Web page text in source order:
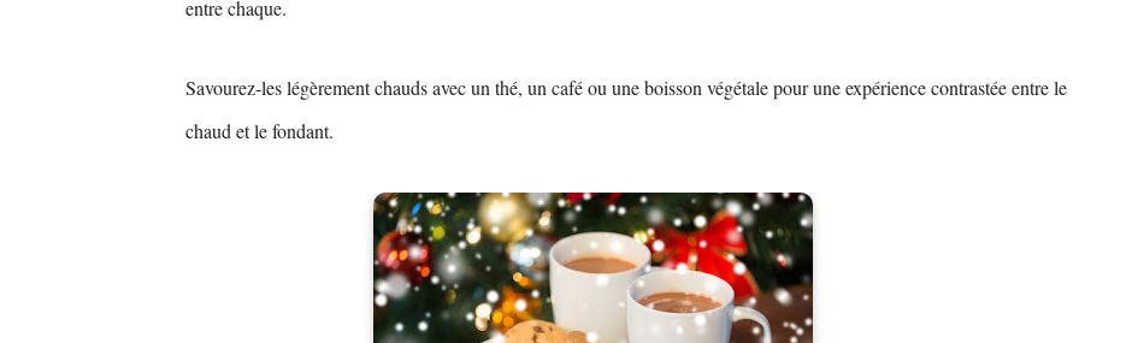
entre chaque.
Savourez-les légèrement chauds avec un thé, un café ou une boisson végétale pour une expérience contrastée entre le
chaud et le fondant.